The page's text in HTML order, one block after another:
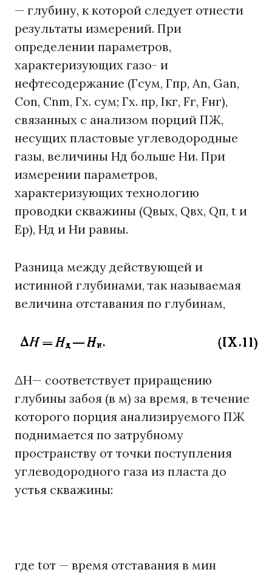
— глубину, к которой следует отнести
результаты измерений. При
определении параметров,
характеризующих газо- и
нефтесодержание (Гсум, Гпр, Аn, Gan,
Соn, Сnm, Гх. сум; Гх. пр, Iкг, Fг, Fнг),
связанных с анализом порций ПЖ,
несущих пластовые углеводородные
газы, величины Нд больше Ни. При
измерении параметров,
характеризующих технологию
проводки скважины (Qвых, Qвх, Qп, t и
Ер), Нд и Ни равны.
Разница между действующей и
истинной глубинами, так называемая
величина отставания по глубинам,
ΔН— соответствует приращению
глубины забоя (в м) за время, в течение
которого порция анализируемого ПЖ
поднимается по затрубному
пространству от точки поступления
углеводородного газа из пласта до
устья скважины:
где toт — время отставания в мин